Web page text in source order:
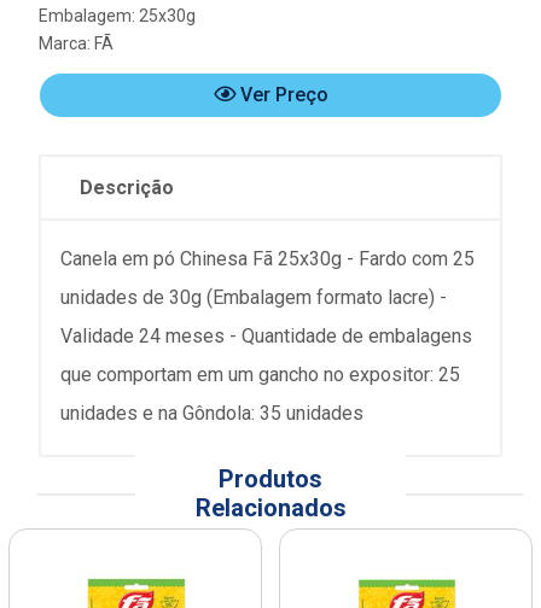
Embalagem: 25x30g
Marca: FÃ
Ver Preço
Descrição
Canela em pó Chinesa Fã 25x30g - Fardo com 25
unidades de 30g (Embalagem formato lacre) -
Validade 24 meses - Quantidade de embalagens
que comportam em um gancho no expositor: 25
unidades e na Gôndola: 35 unidades
Produtos
Relacionados